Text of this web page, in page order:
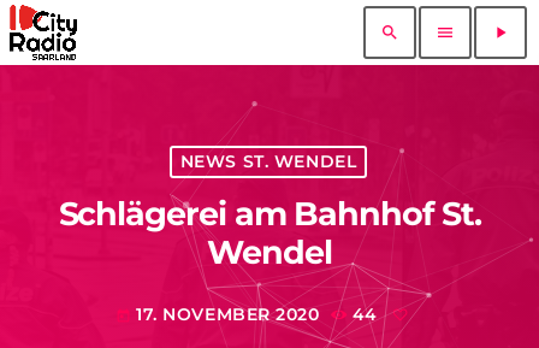
search menu play_arrow
NEWS ST. WENDEL
Schlägerei am Bahnhof St.
Wendel
today 17. NOVEMBER 2020 44